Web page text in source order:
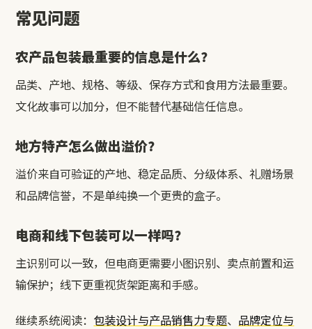
常见问题
农产品包装最重要的信息是什么？
品类、产地、规格、等级、保存方式和食用方法最重要。
文化故事可以加分，但不能替代基础信任信息。
地方特产怎么做出溢价？
溢价来自可验证的产地、稳定品质、分级体系、礼赠场景
和品牌信誉，不是单纯换一个更贵的盒子。
电商和线下包装可以一样吗？
主识别可以一致，但电商更需要小图识别、卖点前置和运
输保护；线下更重视货架距离和手感。
继续系统阅读： 包装设计与产品销售力专题、 品牌定位与